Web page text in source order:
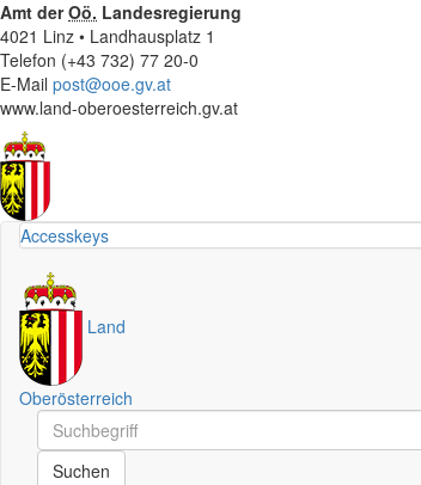
Amt derOö. Landesregierung
4021 Linz • Landhausplatz 1
Telefon (+43 732) 77 20-0
E-Mail post@ooe.gv.at
www.land-oberoesterreich.gv.at
Accesskeys
Land
Oberösterreich
Schnellsuche
Schnellsuche
Suchen